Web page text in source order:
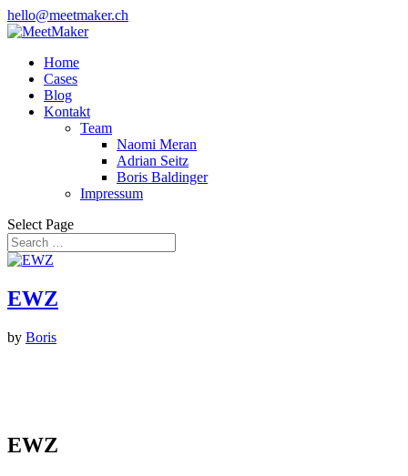
hello@meetmaker.ch
Home
Cases
Blog
Kontakt
Team
Naomi Meran
Adrian Seitz
Boris Baldinger
Impressum
Select Page
EWZ
by Boris
EWZ